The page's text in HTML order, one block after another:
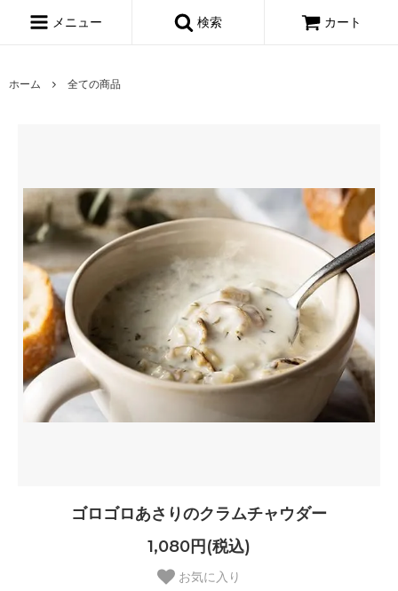
メニュー 検索 カート
ホーム 全ての商品
ゴロゴロあさりのクラムチャウダー
1,080円(税込)
お気に入り